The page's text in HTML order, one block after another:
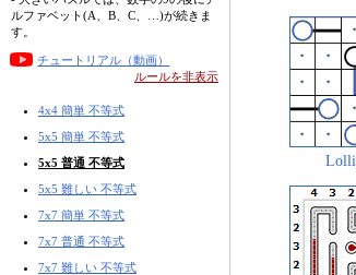
ルファベット(A、B、C、…)が続きま
す。
チュートリアル（動画）
ルールを非表示
4x4 簡単 不等式
5x5 簡単 不等式
5x5 普通 不等式
5x5 難しい 不等式
7x7 簡単 不等式
7x7 普通 不等式
7x7 難しい 不等式